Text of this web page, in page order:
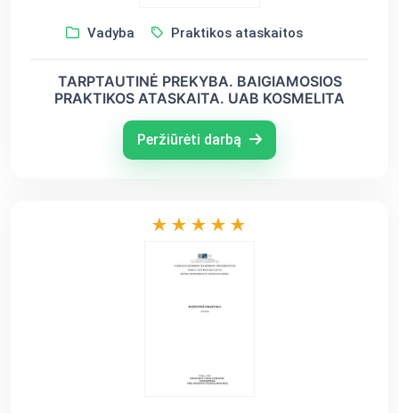
Vadyba Praktikos ataskaitos
TARPTAUTINĖ PREKYBA. BAIGIAMOSIOS
PRAKTIKOS ATASKAITA. UAB KOSMELITA
Peržiūrėti darbą